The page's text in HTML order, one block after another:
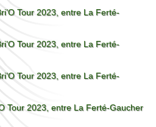
Tour 2023, entre La Ferté-
Tour 2023, entre La Ferté-
Tour 2023, entre La Ferté-
Tour 2023, entre La Ferté-Gaucher